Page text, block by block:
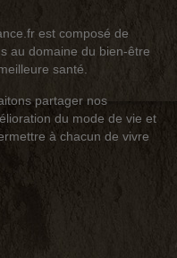
est composé de
au domaine du bien-être
santé.
partager nos
du mode de vie et
à chacun de vivre